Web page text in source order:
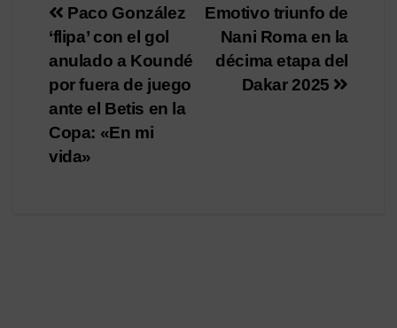
Navegación
de
entradas
Emotivo triunfo de
Nani Roma en la
décima etapa del
Dakar 2025
Paco González
‘flipa’ con el gol
anulado a Koundé
por fuera de juego
ante el Betis en la
Copa: «En mi
vida»